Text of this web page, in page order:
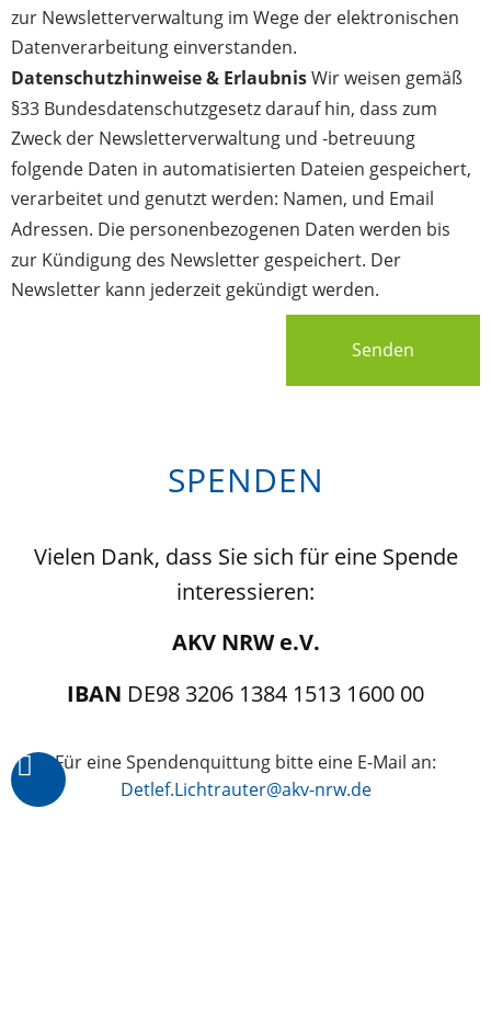
zur Newsletterverwaltung im Wege der elektronischen
Datenverarbeitung einverstanden.
Datenschutzhinweise & ErlaubnisWir weisen gemäß
§33 Bundesdatenschutzgesetz darauf hin, dass zum
Zweck der Newsletterverwaltung und -betreuung
folgende Daten in automatisierten Dateien gespeichert,
verarbeitet und genutzt werden: Namen, und Email
Adressen. Die personenbezogenen Daten werden bis
zur Kündigung des Newsletter gespeichert. Der
Newsletter kann jederzeit gekündigt werden.
Senden
SPENDEN
Vielen Dank, dass Sie sich für eine Spende
interessieren:
AKV NRW e.V.
IBAN DE98 3206 1384 1513 1600 00
Für eine Spendenquittung bitte eine E-Mail an:
Detlef.Lichtrauter@akv-nrw.de